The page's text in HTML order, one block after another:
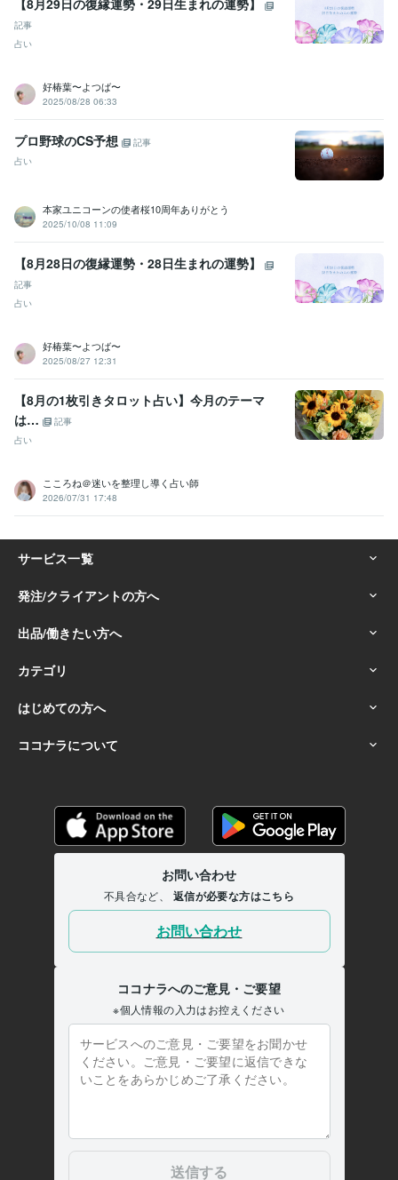
看護師 取得年 : 1996年
Excel:10年
その他ツール
傾聴力:29年恋愛におけるコミュニケーションスキル:9年
心の健康のサポート:29年
霊視・霊感・霊聴:9年
オラクルカード占い師:9年
守護霊リーディング:9年
遠隔透視:9年各種ヒーリング・エーテルコードカッティング:9年
青龍鑑定:9年浄化・結界:9年
人材採用:9年
ツインレイ鑑定 過去世・前世鑑定
学歴
某看護学校卒業 1993年3月 ~ 1997年2月
【8月29日の復縁運勢・29日生まれの運勢】
記事
占い
好椿葉〜よつば〜
2025/08/28 06:33
プロ野球のCS予想
記事
占い
本家ユニコーンの使者桜10周年ありがとう
2025/10/08 11:09
【8月28日の復縁運勢・28日生まれの運勢】
記事
占い
好椿葉〜よつば〜
2025/08/27 12:31
【8月の1枚引きタロット占い】今月のテーマ
は…
記事
占い
こころね＠迷いを整理し導く占い師
2026/07/31 17:48